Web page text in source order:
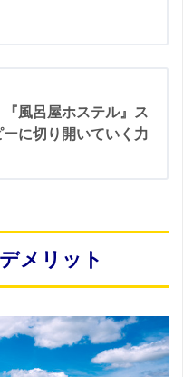
『風呂屋ホステル』ス
に切り開いていく力
メリット